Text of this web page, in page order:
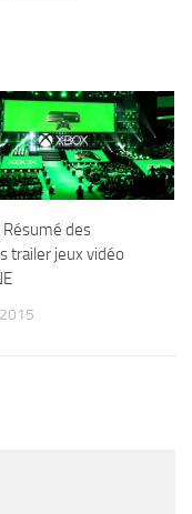
Résumé des
trailer jeux vidéo